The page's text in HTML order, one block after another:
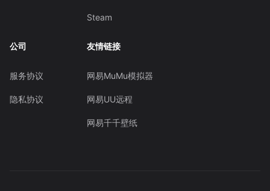
Steam
公司
服务协议
隐私协议
友情链接
网易MuMu模拟器
网易UU远程
网易千千壁纸